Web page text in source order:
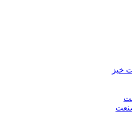
خیز